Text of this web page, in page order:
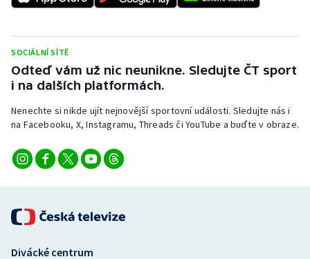
Triatlon
Veslování
Vodní slalom
Volejbal
Ostatní
SOCIÁLNÍ SÍTĚ
Odteď vám už nic neunikne. Sledujte ČT sport
i na dalších platformách.
Nenechte si nikde ujít nejnovější sportovní události. Sledujte nás i
na Facebooku, X, Instagramu, Threads či YouTube a buďte v obraze.
Divácké centrum